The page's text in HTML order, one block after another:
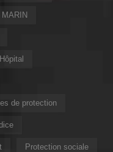
MARIN
Hôpital
de protection
Protection sociale